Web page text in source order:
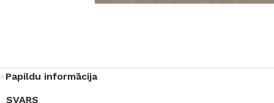
Papildu informācija
SVARS